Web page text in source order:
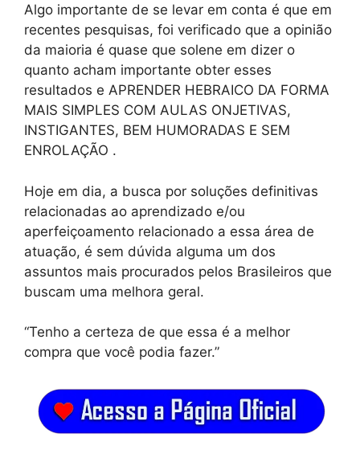
Algo importante de se levar em conta é que em
recentes pesquisas, foi verificado que a opinião
da maioria é quase que solene em dizer o
quanto acham importante obter esses
resultados e APRENDER HEBRAICO DA FORMA
MAIS SIMPLES COM AULAS ONJETIVAS,
INSTIGANTES, BEM HUMORADAS E SEM
ENROLAÇÃO .
Hoje em dia, a busca por soluções definitivas
relacionadas ao aprendizado e/ou
aperfeiçoamento relacionado a essa área de
atuação, é sem dúvida alguma um dos
assuntos mais procurados pelos Brasileiros que
buscam uma melhora geral.
“Tenho a certeza de que essa é a melhor
compra que você podia fazer.”